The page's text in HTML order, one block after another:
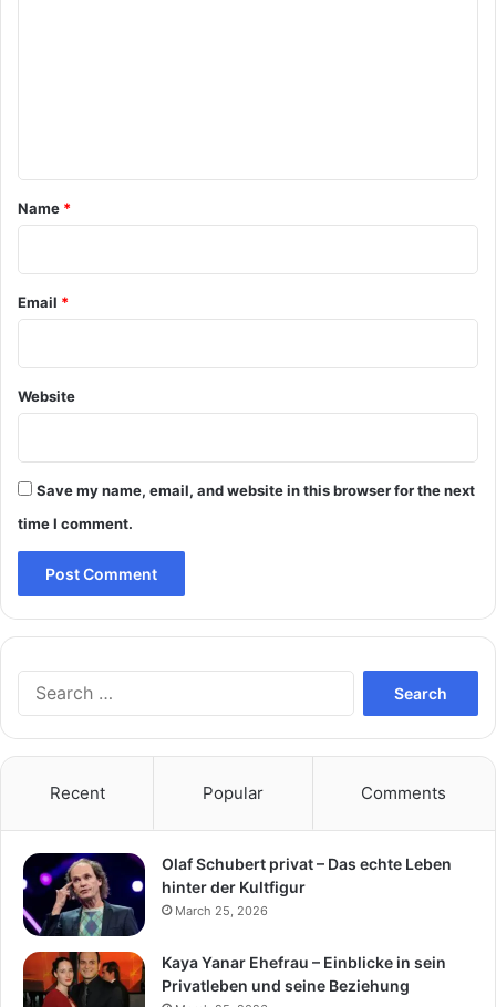
*
Name *
Email *
Website
Save my name, email, and website in this browser for the next
time I comment.
Recent Popular Comments
Olaf Schubert privat – Das echte Leben
hinter der Kultfigur
March 25, 2026
Kaya Yanar Ehefrau – Einblicke in sein
Privatleben und seine Beziehung